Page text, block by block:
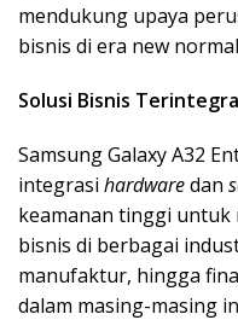
mendukung upaya
bisnis di era new
Solusi Bisnis
Samsung Galaxy A32
integrasi hardwaredan
keamanan tinggi
bisnis di berbagai
manufaktur, hingga
dalam masing-masing